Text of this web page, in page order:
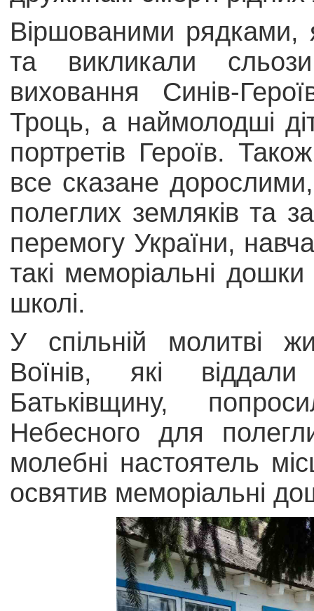
Віршованими рядками,
та викликали
виховання Синів-
Троць, а наймолодші
портретів Героїв.
все сказане
полеглих земляків та
перемогу України,
такі меморіальні
школі.
У спільній молитві
Воїнів, які
Батьківщину,
Небесного для
молебні настоятель
освятив меморіальні